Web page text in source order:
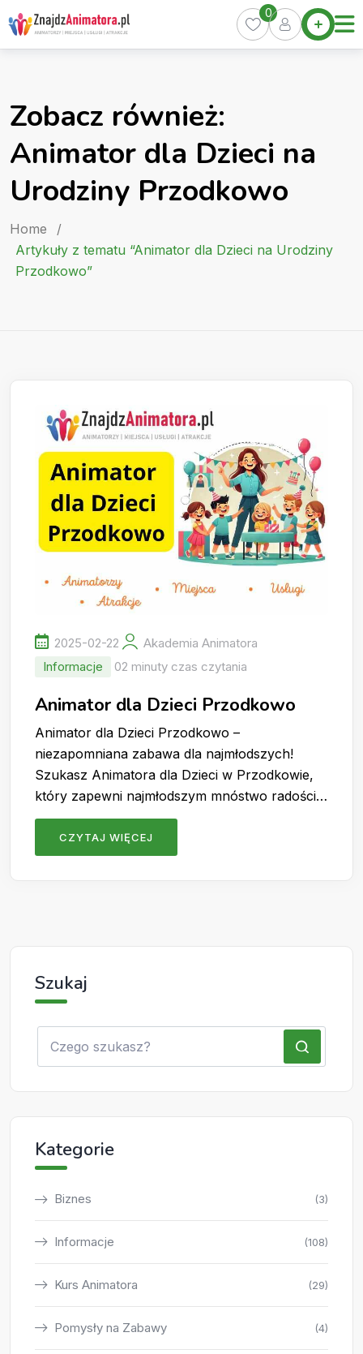
Skip
to
content
Home
Oferty
Kurs
Artykuły
0
Zobacz również:
Animator dla Dzieci na
Urodziny Przodkowo
Home
/
Artykuły z tematu “Animator dla Dzieci na Urodziny
Przodkowo”
2025-02-22
Akademia Animatora
Informacje
02 minuty czas czytania
Animator dla Dzieci Przodkowo
Animator dla Dzieci Przodkowo –
niezapomniana zabawa dla najmłodszych!
Szukasz Animatora dla Dzieci w Przodkowie,
który zapewni najmłodszym mnóstwo radości…
CZYTAJ WIĘCEJ
Szukaj
Kategorie
Biznes (3)
Informacje (108)
Kurs Animatora (29)
Pomysły na Zabawy (4)